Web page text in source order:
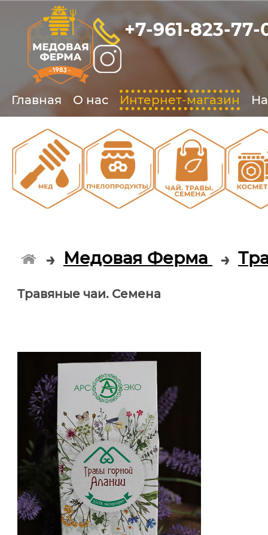
+7-961-823-77-
Главная О нас Интернет-магазин
ООО
→ Медовая Ферма →
Травяные чаи. Семена